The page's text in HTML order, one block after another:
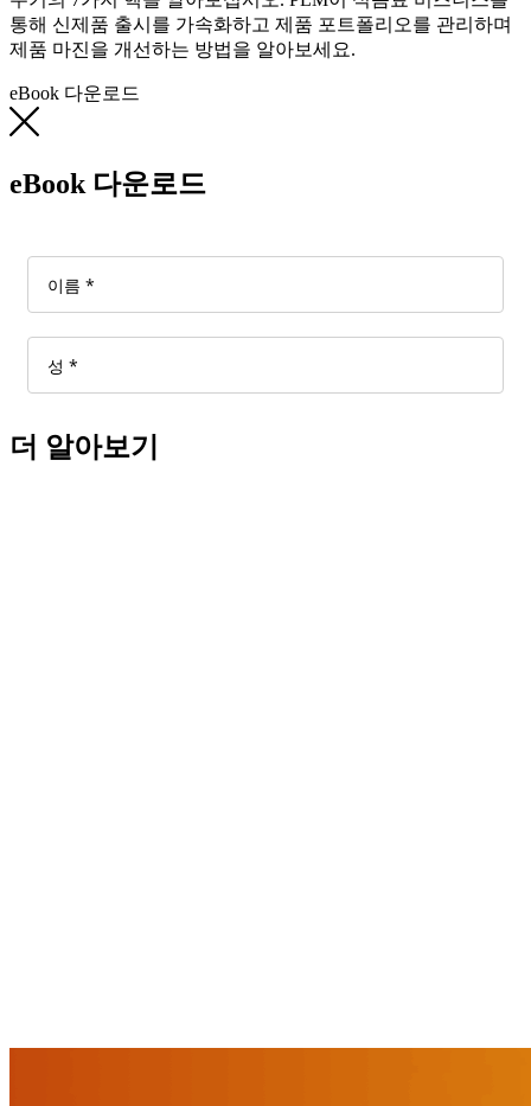
통해 신제품 출시를 가속화하고 제품 포트폴리오를 관리하며
제품 마진을 개선하는 방법을 알아보세요.
eBook 다운로드
eBook 다운로드
더 알아보기